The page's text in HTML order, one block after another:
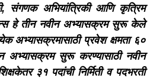
संगणक अभियांत्रिकी आणि कृत्रिम
हे तीन नवीन अभ्यासक्रम सुरू केले
अभ्यासक्रमासाठी प्रवेश क्षमता ६०
सुरू करण्यासाठी नवीन
३१ पदांची निर्मिती व पदभरती